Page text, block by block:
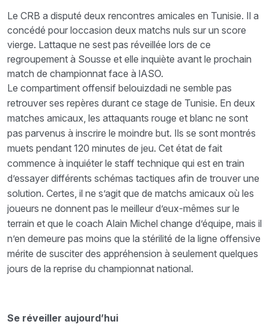
Le CRB a disputé deux rencontres amicales en Tunisie. Il a
concédé pour loccasion deux matchs nuls sur un score
vierge. Lattaque ne sest pas réveillée lors de ce
regroupement à Sousse et elle inquiète avant le prochain
match de championnat face à lASO.
Le compartiment offensif belouizdadi ne semble pas
retrouver ses repères durant ce stage de Tunisie. En deux
matches amicaux, les attaquants rouge et blanc ne sont
pas parvenus à inscrire le moindre but. Ils se sont montrés
muets pendant 120 minutes de jeu. Cet état de fait
commence à inquiéter le staff technique qui est en train
d’essayer différents schémas tactiques afin de trouver une
solution. Certes, il ne s’agit que de matchs amicaux où les
joueurs ne donnent pas le meilleur d’eux-mêmes sur le
terrain et que le coach Alain Michel change d’équipe, mais il
n’en demeure pas moins que la stérilité de la ligne offensive
mérite de susciter des appréhension à seulement quelques
jours de la reprise du championnat national.
Se réveiller aujourd’hui